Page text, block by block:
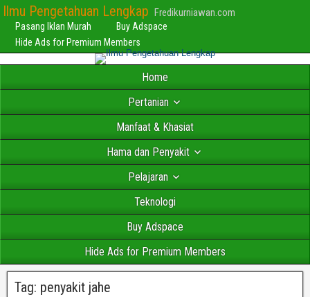
Ilmu Pengetahuan Lengkap Fredikurniawan.com
Pasang Iklan Murah
Buy Adspace
Hide Ads for Premium Members
Home
Pertanian
Manfaat & Khasiat
Hama dan Penyakit
Pelajaran
Teknologi
Buy Adspace
Hide Ads for Premium Members
Tag: penyakit jahe